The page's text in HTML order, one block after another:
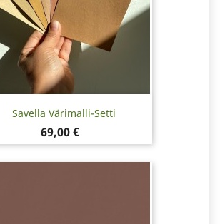
Savella Värimalli-Setti
Hinta
69,00 €